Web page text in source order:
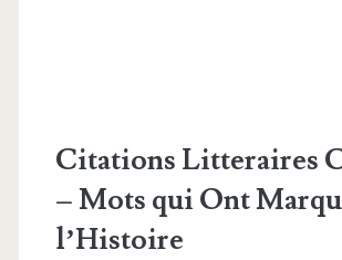
Citations Litteraires
– Mots qui Ont
l’Histoire